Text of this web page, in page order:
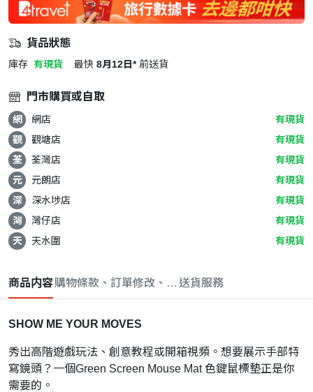
貨品狀態
庫存 有現貨 最快 8月12日* 前送貨
門市購買或自取
網 網店
有現貨
觀
觀塘店
有現貨
荃
荃灣店
有現貨
元
元朗店
有現貨
深
深水埗店
有現貨
灣
灣仔店
有現貨
天
天水圍 有現貨
商品内容購物條款、訂單修改、取消與退款政策
送貨服務
SHOW ME YOUR MOVES
秀出高階遊戲玩法、創意教程或開箱視頻。 想要展示手部特
寫鏡頭？ 一個Green Screen Mouse Mat 色鍵鼠標墊正是你
需要的。